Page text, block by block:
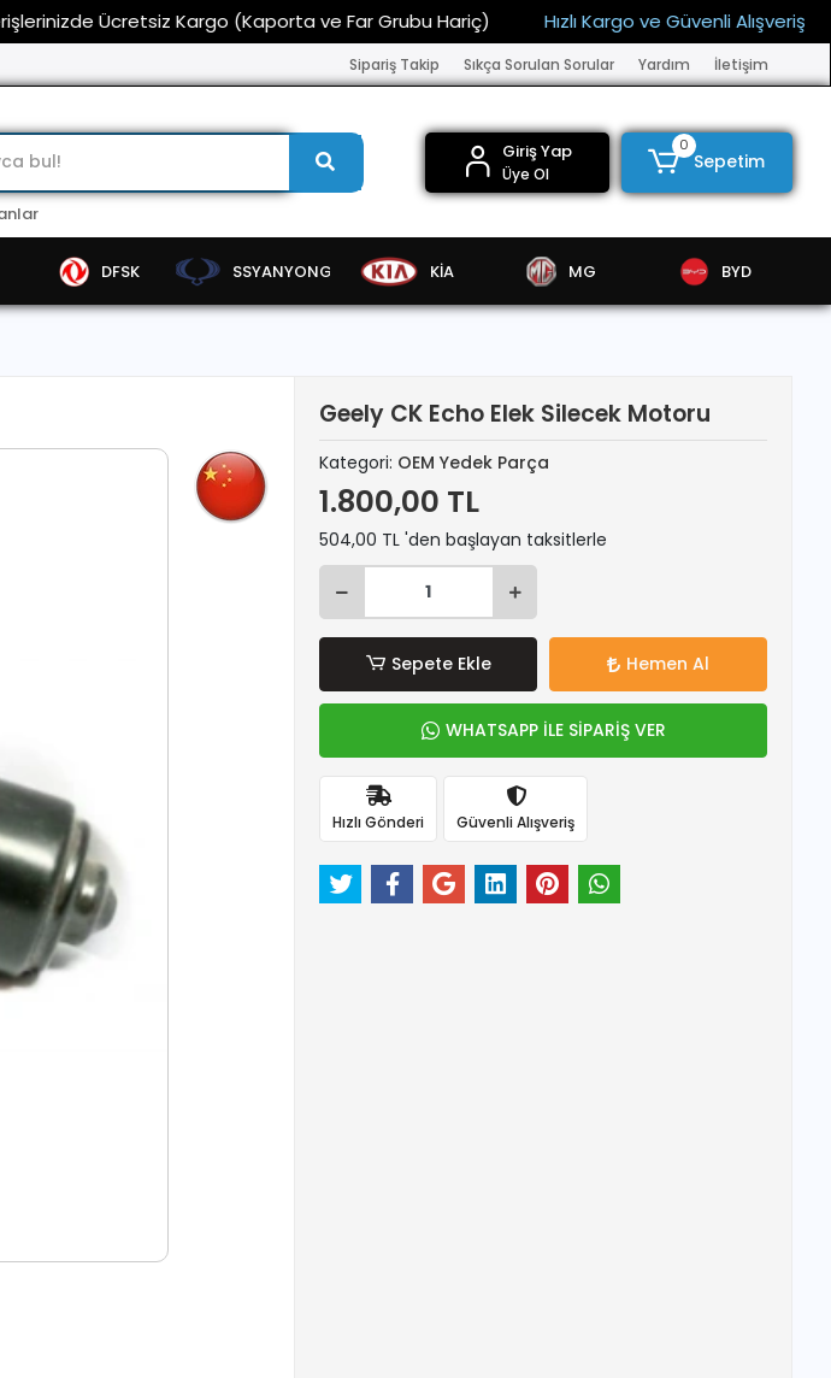
Ücretsiz Kargo (Kaporta ve Far Grubu Hariç) Hızlı Kargo ve Güvenli Alışveriş
Sipariş Takip Sıkça Sorulan Sorular Yardım İletişim
Giriş Yap
Üye Ol
0
Sepetim
DFSK SSYANYONG KİA MG BYD
Geely CK Echo Elek Silecek Motoru
Kategori: OEM Yedek Parça
1.800,00 TL
504,00 TL 'den başlayan taksitlerle
Sepete Ekle Hemen Al
WHATSAPP İLE SİPARİŞ VER
Hızlı Gönderi Güvenli Alışveriş